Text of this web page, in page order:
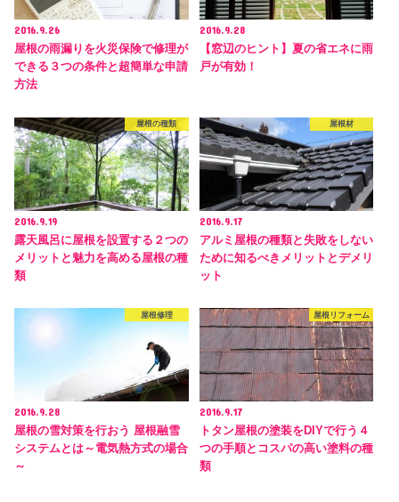
2016.9.26
屋根の雨漏りを火災保険で修理が
できる３つの条件と超簡単な申請
方法
2016.9.28
【窓辺のヒント】夏の省エネに雨
戸が有効！
屋根の種類
2016.9.19
露天風呂に屋根を設置する２つの
メリットと魅力を高める屋根の種
類
屋根材
2016.9.17
アルミ屋根の種類と失敗をしない
ために知るべきメリットとデメリ
ット
屋根修理
2016.9.28
屋根の雪対策を行おう 屋根融雪
システムとは～電気熱方式の場合
～
屋根リフォーム
2016.9.17
トタン屋根の塗装をDIYで行う４
つの手順とコスパの高い塗料の種
類